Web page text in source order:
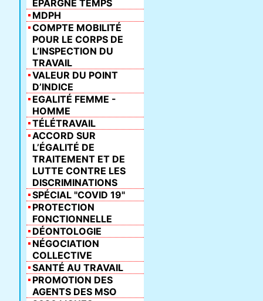
ÉPARGNE TEMPS
MDPH
COMPTE MOBILITÉ
POUR LE CORPS DE
L’INSPECTION DU
TRAVAIL
VALEUR DU POINT
D’INDICE
EGALITÉ FEMME -
HOMME
TÉLÉTRAVAIL
ACCORD SUR
L’ÉGALITÉ DE
TRAITEMENT ET DE
LUTTE CONTRE LES
DISCRIMINATIONS
SPÉCIAL "COVID 19"
PROTECTION
FONCTIONNELLE
DÉONTOLOGIE
NÉGOCIATION
COLLECTIVE
SANTÉ AU TRAVAIL
PROMOTION DES
AGENTS DES MSO